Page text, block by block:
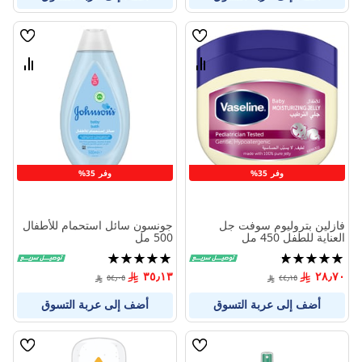
وفر 35%
قائمة
قارن
بين
فازلين بتروليوم سوفت جل
العناية للطفل 450 مل
تقييم:
95%
٢٨٫٧٠ ٤٤٫١٥
أضف إلى عربة التسوق
وفر 35%
قائمة
قارن
جونسون سائل استحمام للأطفال
500 مل
تقييم:
100%
٣٥٫١٣ ٥٤٫٠٥
أضف إلى عربة التسوق
قائمة
قائمة